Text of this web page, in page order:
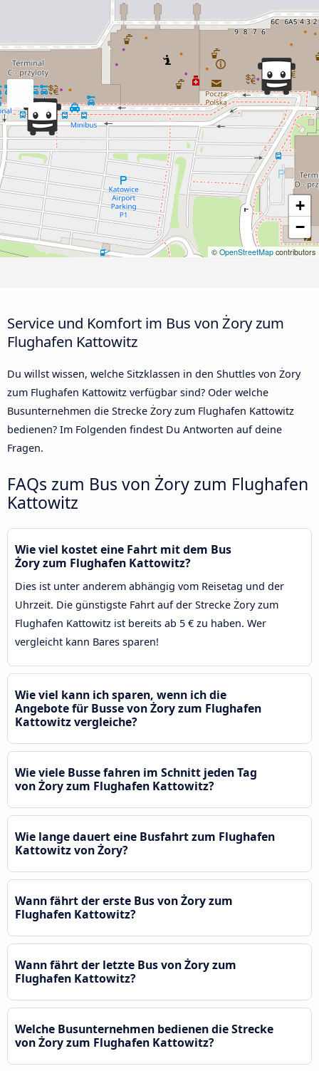
+
−
© OpenStreetMap contributors
Service und Komfort im Bus von Żory zum
Flughafen Kattowitz
Du willst wissen, welche Sitzklassen in den Shuttles von Żory
zum Flughafen Kattowitz verfügbar sind? Oder welche
Busunternehmen die Strecke Żory zum Flughafen Kattowitz
bedienen? Im Folgenden findest Du Antworten auf deine
Fragen.
FAQs zum Bus von Żory zum Flughafen
Kattowitz
Wie viel kostet eine Fahrt mit dem Bus
Żory zum Flughafen Kattowitz?
Dies ist unter anderem abhängig vom Reisetag und der
Uhrzeit. Die günstigste Fahrt auf der Strecke Żory zum
Flughafen Kattowitz ist bereits ab 5 € zu haben. Wer
vergleicht kann Bares sparen!
Wie viel kann ich sparen, wenn ich die
Angebote für Busse von Żory zum Flughafen
Kattowitz vergleiche?
Wie viele Busse fahren im Schnitt jeden Tag
von Żory zum Flughafen Kattowitz?
Wie lange dauert eine Busfahrt zum Flughafen
Kattowitz von Żory?
Wann fährt der erste Bus von Żory zum
Flughafen Kattowitz?
Wann fährt der letzte Bus von Żory zum
Flughafen Kattowitz?
Welche Busunternehmen bedienen die Strecke
von Żory zum Flughafen Kattowitz?